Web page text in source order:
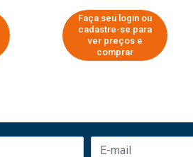
Faça seu login ou
cadastre-se para
ver preços e
comprar